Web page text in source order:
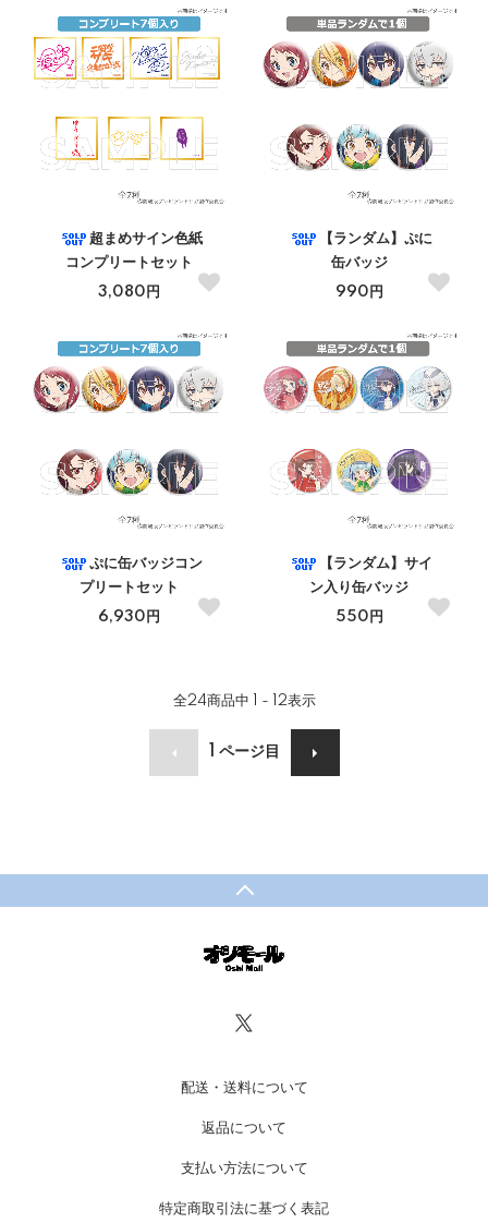
超まめサイン色紙
コンプリートセット
3,080円
【ランダム】ぷに
缶バッジ
990円
ぷに缶バッジコン
プリートセット
6,930円
【ランダム】サイ
ン入り缶バッジ
550円
全24商品中 1 - 12表示
ページ目
配送・送料について
返品について
支払い方法について
特定商取引法に基づく表記